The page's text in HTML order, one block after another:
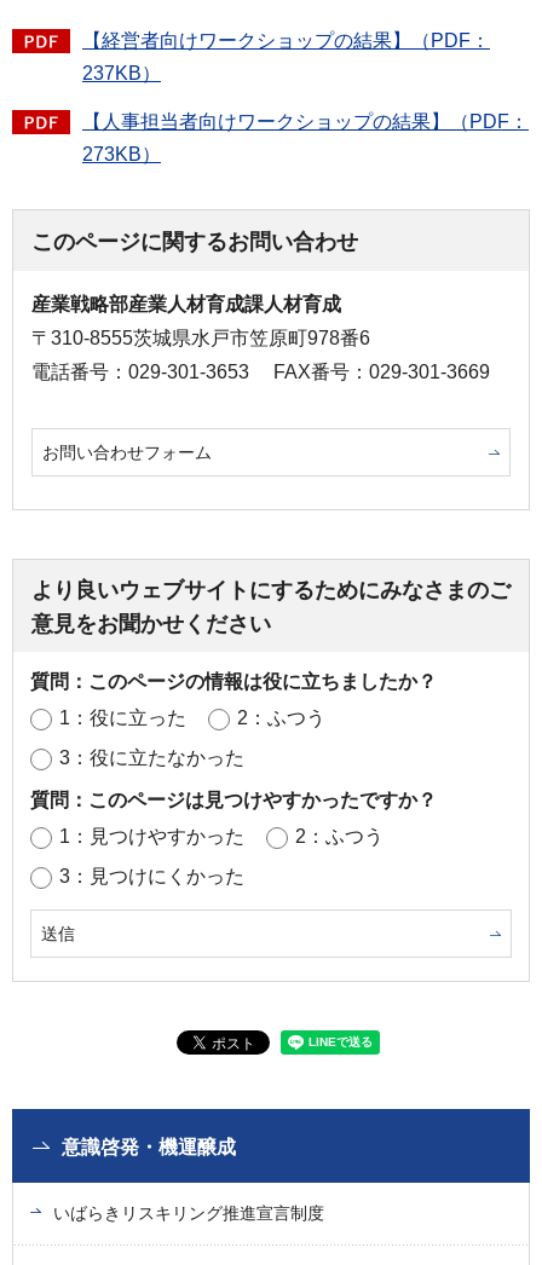
【経営者向けワークショップの結果】（PDF：
237KB）
【人事担当者向けワークショップの結果】（PDF：
273KB）
このページに関するお問い合わせ
産業戦略部産業人材育成課人材育成
〒310-8555茨城県水戸市笠原町978番6
電話番号：029-301-3653
FAX番号：029-301-3669
お問い合わせフォーム
より良いウェブサイトにするためにみなさまのご
意見をお聞かせください
質問：このページの情報は役に立ちましたか？
1：役に立った
2：ふつう
3：役に立たなかった
質問：このページは見つけやすかったですか？
1：見つけやすかった
2：ふつう
3：見つけにくかった
意識啓発・機運醸成
いばらきリスキリング推進宣言制度